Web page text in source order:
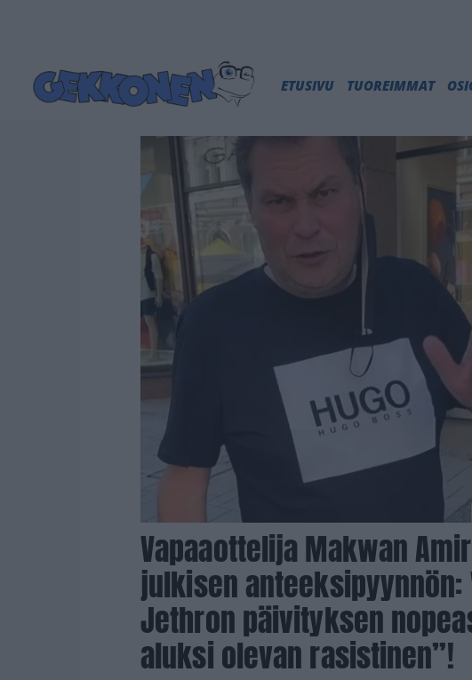
ETUSIVU TUOREIMMAT
Vapaaottelija Makwan
julkisen anteeksipyynnön:
Jethron päivityksen
aluksi olevan rasistinen”!